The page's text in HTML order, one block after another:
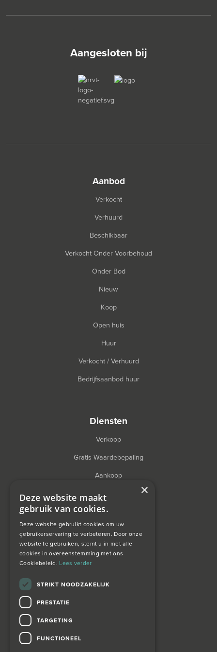
Aangesloten bij
aanbod
Verkocht
Verhuurd
Beschikbaar
Verkocht Onder Voorbehoud
Onder Bod
Nieuw
Koop
Open huis
Huur
Verkocht / Verhuurd
Bedrijfsaanbod huur
diensten
Verkoop
Gratis Waardebepaling
Aankoop
Financieel Advies
Taxatie
over ons
×
Deze website maakt
gebruik van cookies.
Deze website gebruikt cookies om uw
gebruikerservaring te verbeteren. Door onze
website te gebruiken, stemt u in met alle
cookies in overeenstemming met ons
Cookiebeleid. Lees verder
STRIKT NOODZAKELIJK
PRESTATIE
TARGETING
FUNCTIONEEL